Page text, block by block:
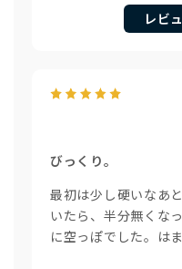
レビ
びっくり。
最初は少し硬いなあ
いたら、半分無くな
に空っぽでした。は